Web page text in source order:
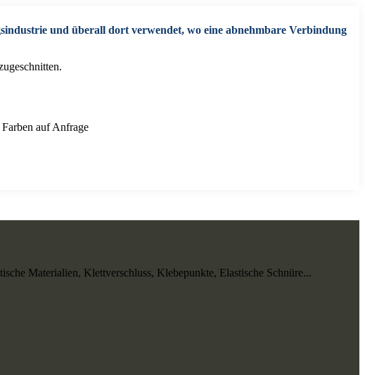
und überall dort verwendet, wo eine abnehmbare Verbindung
auf Anfrage
Materialien, Klettverschluss, Klebepunkte, Elastische Schnüre...